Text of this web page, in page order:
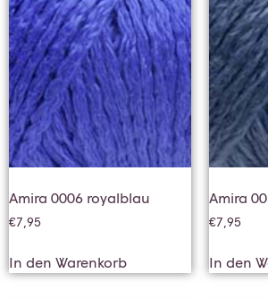
Amira 0006 royalblau
€7,95
In den Warenkorb
Amira
€7,95
In den